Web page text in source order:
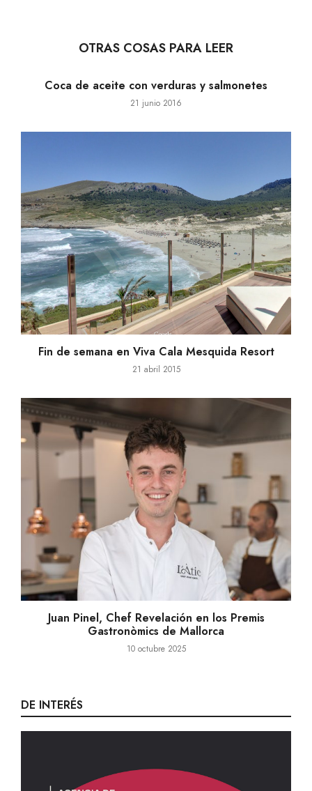
OTRAS COSAS PARA LEER
Coca de aceite con verduras y salmonetes
21 junio 2016
Fin de semana en Viva Cala Mesquida Resort
21 abril 2015
Juan Pinel, Chef Revelación en los Premis
Gastronòmics de Mallorca
10 octubre 2025
DE INTERÉS